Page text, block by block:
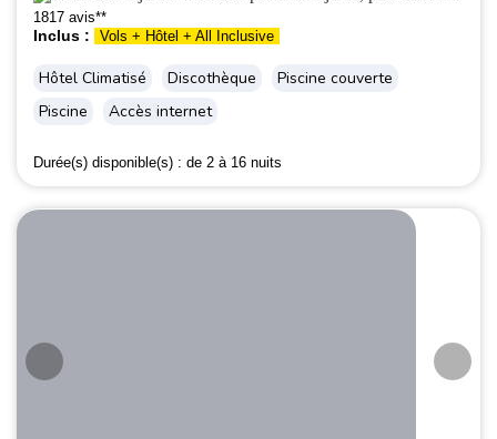
1817 avis**
Inclus : Vols + Hôtel + All Inclusive
Hôtel Climatisé Discothèque
Piscine couverte
Piscine
Accès internet
Durée(s) disponible(s) : de 2 à 16 nuits